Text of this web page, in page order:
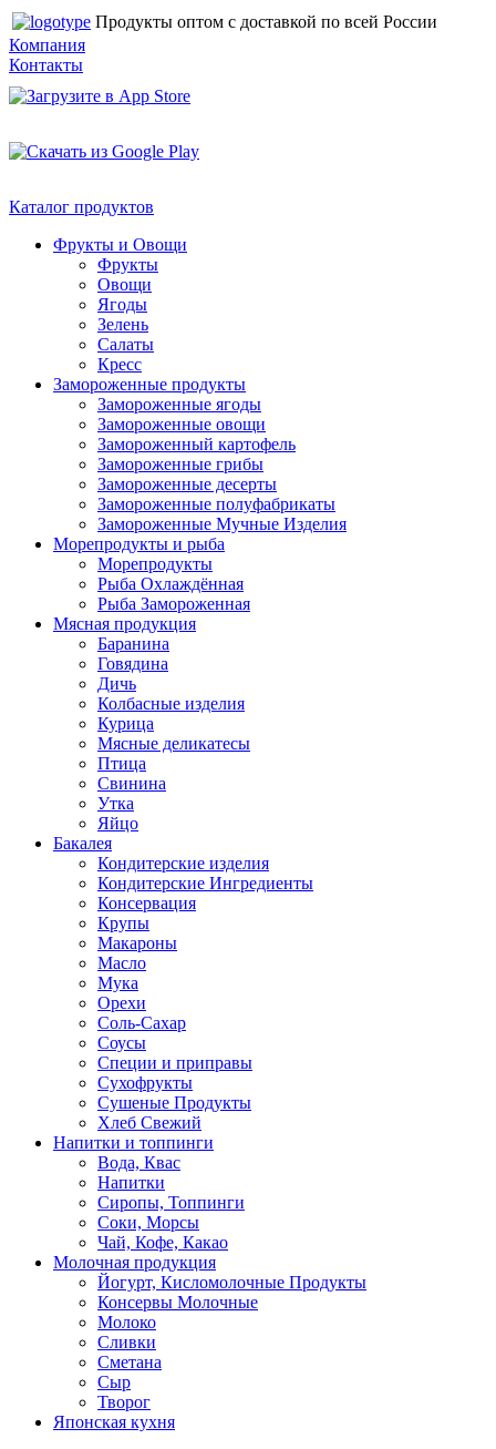
Продукты оптом с доставкой по всей России
Компания
Контакты
Каталог продуктов
Фрукты и Овощи
Фрукты
Овощи
Ягоды
Зелень
Салаты
Кресс
Замороженные продукты
Замороженные ягоды
Замороженные овощи
Замороженный картофель
Замороженные грибы
Замороженные десерты
Замороженные полуфабрикаты
Замороженные Мучные Изделия
Морепродукты и рыба
Морепродукты
Рыба Охлаждённая
Рыба Замороженная
Мясная продукция
Баранина
Говядина
Дичь
Колбасные изделия
Курица
Мясные деликатесы
Птица
Свинина
Утка
Яйцо
Бакалея
Кондитерские изделия
Кондитерские Ингредиенты
Консервация
Крупы
Макароны
Масло
Мука
Орехи
Соль-Сахар
Соусы
Специи и приправы
Сухофрукты
Сушеные Продукты
Хлеб Свежий
Напитки и топпинги
Вода, Квас
Напитки
Сиропы, Топпинги
Соки, Морсы
Чай, Кофе, Какао
Молочная продукция
Йогурт, Кисломолочные Продукты
Консервы Молочные
Молоко
Сливки
Сметана
Сыр
Творог
Японская кухня